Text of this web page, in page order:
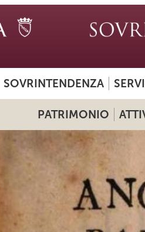
SOVRINTENDENZA
PATRIMONIO